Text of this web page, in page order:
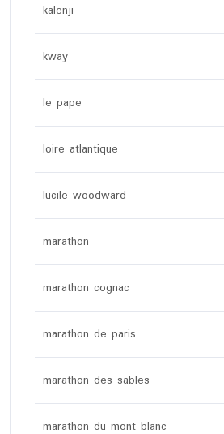
kalenji
kway
le pape
loire atlantique
lucile woodward
marathon
marathon cognac
marathon de paris
marathon des sables
marathon du mont blanc